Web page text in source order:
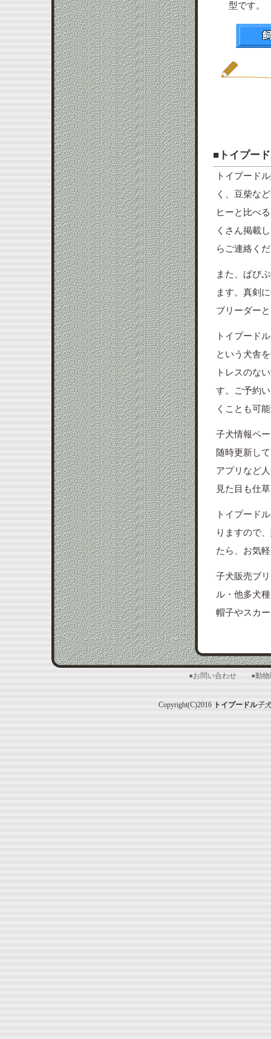
型です。
■トイプー
トイプード
く、豆柴な
ヒーと比べ
くさん掲載
らご連絡く
また、ぱぴ
ます。真剣
ブリーダー
トイプード
という犬舎
トレスのな
す。ご予約
くことも可
子犬情報ペ
随時更新し
アプリなど
見た目も仕
トイプード
りますので
たら、お気
子犬販売ブ
ル・他多犬
帽子やスカ
●お問い合わせ ●動
Copyright(C)2016 トイプードル子